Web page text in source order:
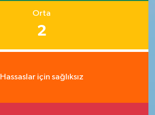
Orta
2
Hassaslar için sağlıksız